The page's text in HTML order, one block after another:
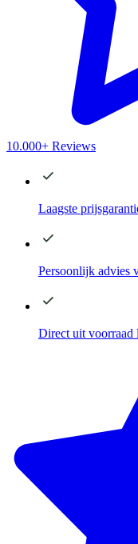
10.000+ Reviews
Laagste
Persoonlijk advies
Direct uit voorraad